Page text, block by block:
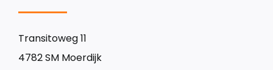
Transitoweg 11
4782 SM Moerdijk